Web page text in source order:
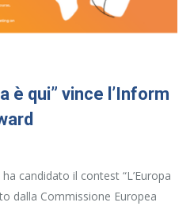
è qui” vince l’Inform
candidato il contest “L’Europa
dalla Commissione Europea